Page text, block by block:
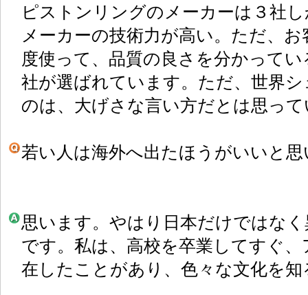
ピストンリングのメーカーは３社
メーカーの技術力が高い。ただ、
度使って、品質の良さを分かって
社が選ばれています。ただ、世界
のは、大げさな言い方だとは思っ
若い人は海外へ出たほうがいいと
思います。やはり日本だけではな
です。私は、高校を卒業してすぐ
在したことがあり、色々な文化を